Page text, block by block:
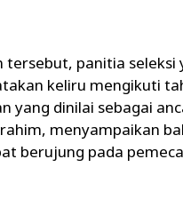
tersebut, panitia
keliru mengikuti
yang dinilai sebagai
menyampaikan
berujung pada